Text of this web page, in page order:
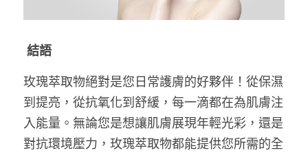
結語
玫瑰萃取物絕對是您日常護膚的好夥伴！從保濕
到提亮，從抗氧化到舒緩，每一滴都在為肌膚注
入能量。無論您是想讓肌膚展現年輕光彩，還是
對抗環境壓力，玫瑰萃取物都能提供您所需的全